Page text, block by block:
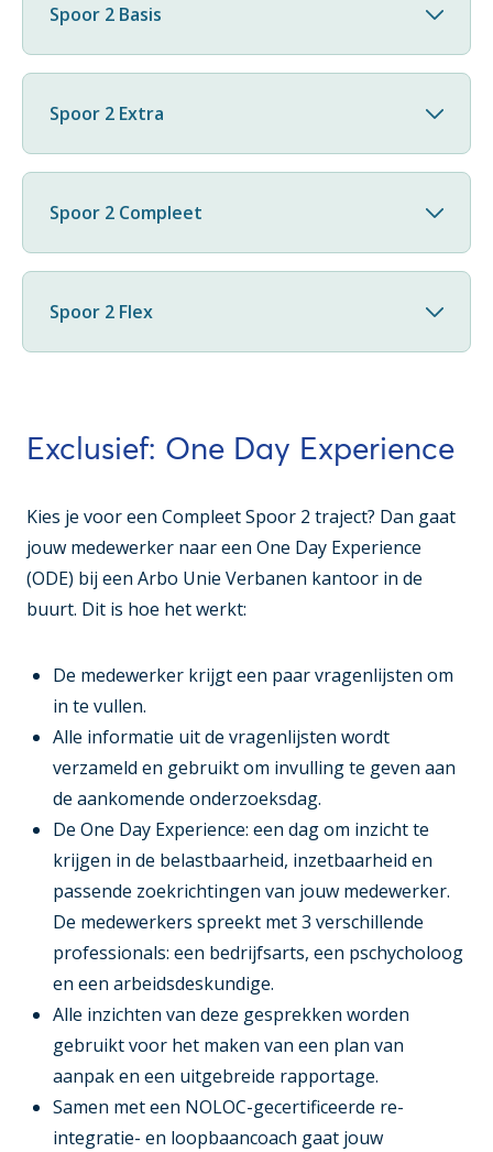
Spoor 2 Basis
Spoor 2 Extra
Spoor 2 Compleet
Spoor 2 Flex
Exclusief: One Day Experience
Kies je voor een Compleet Spoor 2 traject? Dan gaat
jouw medewerker naar een One Day Experience
(ODE) bij een Arbo Unie Verbanen kantoor in de
buurt. Dit is hoe het werkt:
De medewerker krijgt een paar vragenlijsten om
in te vullen.
Alle informatie uit de vragenlijsten wordt
verzameld en gebruikt om invulling te geven aan
de aankomende onderzoeksdag.
De One Day Experience: een dag om inzicht te
krijgen in de belastbaarheid, inzetbaarheid en
passende zoekrichtingen van jouw medewerker.
De medewerkers spreekt met 3 verschillende
professionals: een bedrijfsarts, een pschycholoog
en een arbeidsdeskundige.
Alle inzichten van deze gesprekken worden
gebruikt voor het maken van een plan van
aanpak en een uitgebreide rapportage.
Samen met een NOLOC-gecertificeerde re-
integratie- en loopbaancoach gaat jouw